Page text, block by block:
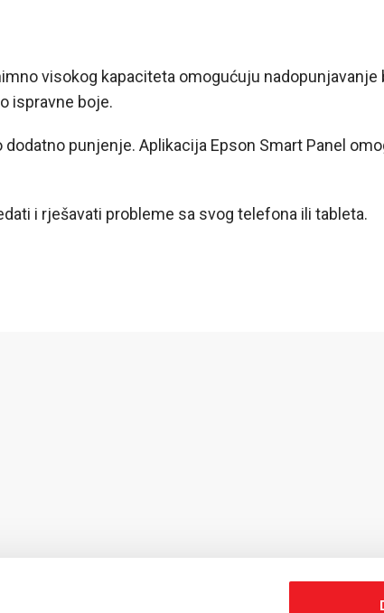
visokog kapaciteta omogućuju nadopunjavanje
ispravne boje.
punjenje. Aplikacija Epson Smart Panel
i rješavati probleme sa svog telefona ili tableta.